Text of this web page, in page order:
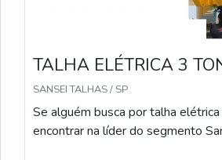
TALHA ELÉTRICA 3
SANSEI TALHAS / SP
Se alguém busca por talha
encontrar na líder do segmento